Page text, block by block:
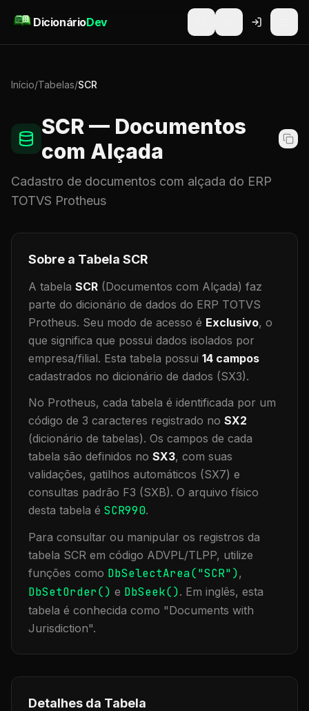
DicionárioDev
Início/Tabelas/SCR
SCR — Documentos
com Alçada
Cadastro de documentos com alçada do ERP
TOTVS Protheus
Sobre a Tabela SCR
A tabela SCR (Documentos com Alçada) faz
parte do dicionário de dados do ERP TOTVS
Protheus. Seu modo de acesso é Exclusivo, o
que significa que possui dados isolados por
empresa/filial. Esta tabela possui 14 campos
cadastrados no dicionário de dados (SX3).
No Protheus, cada tabela é identificada por um
código de 3 caracteres registrado no SX2
(dicionário de tabelas). Os campos de cada
tabela são definidos no SX3, com suas
validações, gatilhos automáticos (SX7) e
consultas padrão F3 (SXB). O arquivo físico
desta tabela é SCR990.
Para consultar ou manipular os registros da
tabela SCR em código ADVPL/TLPP, utilize
funções como DbSelectArea("SCR"),
DbSetOrder() e DbSeek(). Em inglês, esta
tabela é conhecida como "Documents with
Jurisdiction".
Detalhes da Tabela